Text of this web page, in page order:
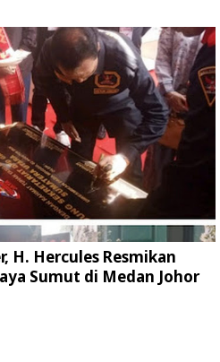
H. Hercules Resmikan
Sumut di Medan Johor